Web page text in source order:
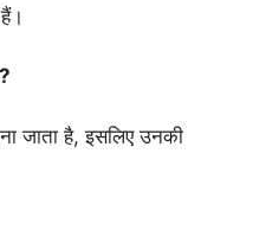
जाता है, इसलिए उनकी